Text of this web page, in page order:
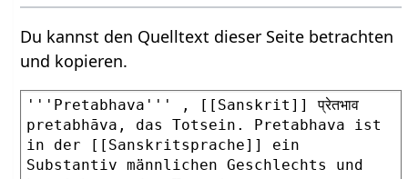
Du kannst den Quelltext dieser Seite betrachten
und kopieren.